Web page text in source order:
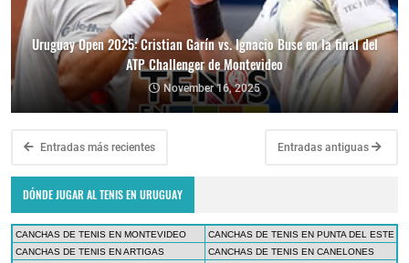
Uruguay Open 2025: Cristian Garín vs. Ignacio Buse en la final del
ATP Challenger de Montevideo
November 16, 2025
Entradas más recientes Entradas antiguas
DÓNDE JUGAR AL TENIS EN URUGUAY
CANCHAS DE TENIS EN MONTEVIDEO
CANCHAS DE TENIS EN PUNTA DEL ESTE
CANCHAS DE TENIS EN ARTIGAS
CANCHAS DE TENIS EN CANELONES